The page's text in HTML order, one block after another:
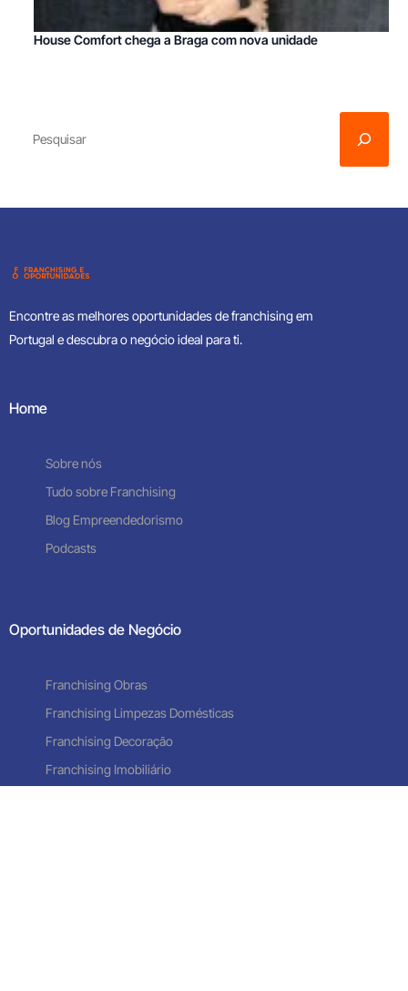
House Comfort chega a Braga com nova unidade
Encontre as melhores oportunidades de franchising em
Portugal e descubra o negócio ideal para ti.
Home
Sobre nós
Tudo sobre Franchising
Blog Empreendedorismo
Podcasts
Oportunidades de Negócio
Franchising Obras
Franchising Limpezas Domésticas
Franchising Decoração
Franchising Imobiliário